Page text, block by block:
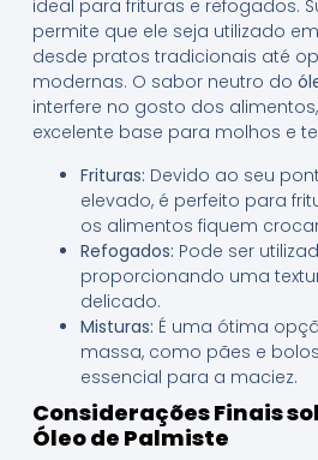
ideal para frituras e refogados.
permite que ele seja utilizado
desde pratos tradicionais até
modernas. O sabor neutro do
interfere no gosto dos
excelente base para molhos e
Frituras: Devido ao seu
elevado, é perfeito para
os alimentos fiquem
Refogados: Pode ser
proporcionando uma
delicado.
Misturas: É uma ótima
massa, como pães e
essencial para a maciez.
Considerações Finais
Óleo de Palmiste